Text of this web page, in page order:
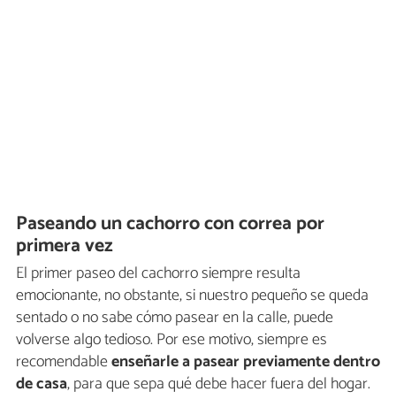
Paseando un cachorro con correa por
primera vez
El primer paseo del cachorro siempre resulta
emocionante, no obstante, si nuestro pequeño se queda
sentado o no sabe cómo pasear en la calle, puede
volverse algo tedioso. Por ese motivo, siempre es
recomendableenseñarle a pasear previamente dentro
de casa, para que sepa qué debe hacer fuera del hogar.